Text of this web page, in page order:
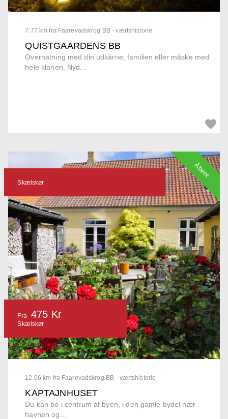
7.77 km fra Faarevadskrog BB - værtshistorie
QUISTGAARDENS BB
Overnatning med din udkårne, familien eller måske med
hele klanen. Nyd...
12.06 km fra Faarevadskrog BB - værtshistorie
KAPTAJNHUSET
Du kan bo i centrum af byen, i den gamle bydel nær
havnen og...
Skælskør
Fra 475 Kr
Skælskør
Åbent